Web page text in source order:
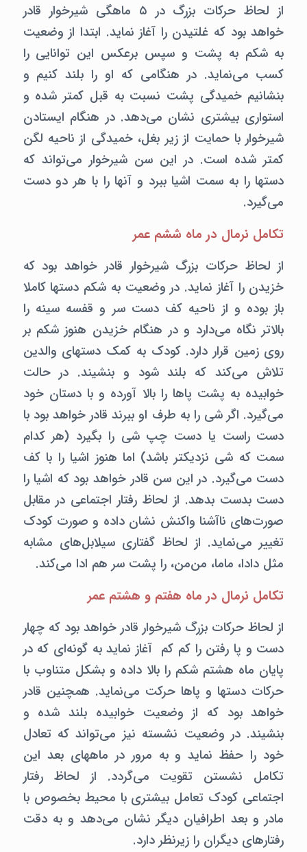
از لحاظ حرکات بزرگ در ۵ ماهگی شیرخوار قادر
خواهد بود که غلتیدن را آغاز نماید. ابتدا از وضعیت
به شکم به پشت و سپس برعکس این توانایی را
کسب می‌نماید. در هنگامی که او را بلند کنیم و
بنشانیم خمیدگی پشت نسبت به قبل کمتر شده و
استواری بیشتری نشان می‌دهد. در هنگام ایستادن
شیرخوار با حمایت از زیر بغل، خمیدگی از ناحیه لگن
کمتر شده است. در این سن شیرخوار می‌تواند که
دستها را به سمت اشیا ببرد و آنها را با هر دو دست
می‌گیرد.
تکامل نرمال در ماه ششم عمر
از لحاظ حرکات بزرگ شیرخوار قادر خواهد بود که
خزیدن را آغاز نماید. در وضعیت به شکم دستها کاملا
باز بوده و از ناحیه کف دست سر و قفسه سینه را
بالاتر نگاه می‌دارد و در هنگام خزیدن هنوز شکم بر
روی زمین قرار دارد. کودک به کمک دستهای والدین
تلاش می‌کند که بلند شود و بنشیند. در حالت
خوابیده به پشت پاها را بالا آورده و با دستان خود
می‌گیرد. اگر شی را به طرف او ببرند قادر خواهد بود با
دست راست یا دست چپ شی را بگیرد (هر کدام
سمت که شی نزدیکتر باشد) اما هنوز اشیا را با کف
دست می‌گیرد. در این سن قادر خواهد بود که اشیا را
دست بدست بدهد. از لحاظ رفتار اجتماعی در مقابل
صورت‌های ناآشنا واکنش نشان داده و صورت کودک
تغییر می‌نماید. از لحاظ گفتاری سیلابل‌های مشابه
مثل دادا، ماما، من‌من،‌ را پشت سر هم ادا می‌کند.
تکامل نرمال در ماه هفتم و هشتم عمر
از لحاظ حرکات بزرگ شیرخوار قادر خواهد بود که چهار
دست و پا رفتن را کم کم آغاز نماید به گونه‌ای که در
پایان ماه هشتم شکم را بالا داده و بشکل متناوب با
حرکات دستها و پاها حرکت می‌نماید. همچنین قادر
خواهد بود که از وضعیت خوابیده بلند شده و
بنشیند. در وضعیت نشسته نیز می‌تواند که تعادل
خود را حفظ نماید و به مرور در ماههای بعد این
تکامل نشستن تقویت می‌گردد. از لحاظ رفتار
اجتماعی کودک تعامل بیشتری با محیط بخصوص با
مادر و بعد اطرافیان دیگر نشان می‌دهد و به دقت
رفتارهای دیگران را زیرنظر دارد.